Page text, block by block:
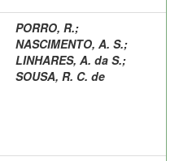
PORRO, R.;
NASCIMENTO, A. S.;
LINHARES, A. da S.;
SOUSA, R. C. de